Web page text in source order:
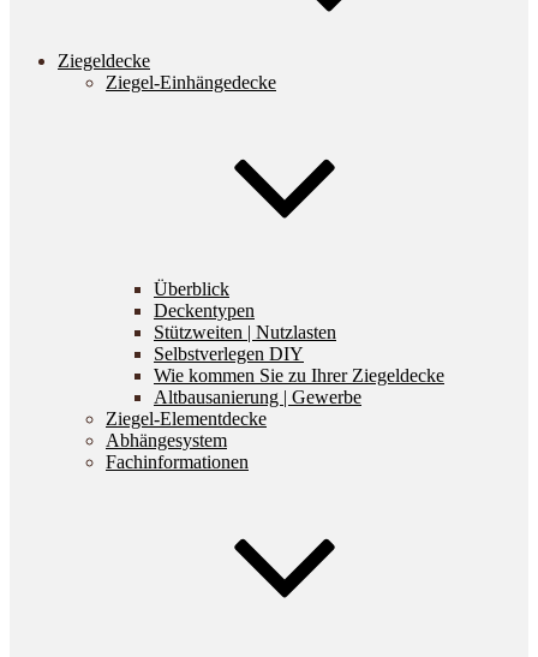
Ziegeldecke
Ziegel-Einhängedecke
Überblick
Deckentypen
Stützweiten | Nutzlasten
Selbstverlegen DIY
Wie kommen Sie zu Ihrer Ziegeldecke
Altbausanierung | Gewerbe
Ziegel-Elementdecke
Abhängesystem
Fachinformationen